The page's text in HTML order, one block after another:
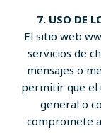
7. USO DE
El sitio web
servicios de
mensajes o
permitir que el
general o
compromete